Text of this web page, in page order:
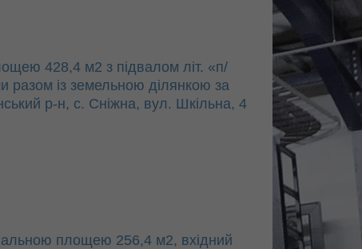
428,4 м2 з підвалом літ. «п/
разом із земельною ділянкою за
р-н, с. Сніжна, вул. Шкільна, 4
площею 256,4 м2, вхідний